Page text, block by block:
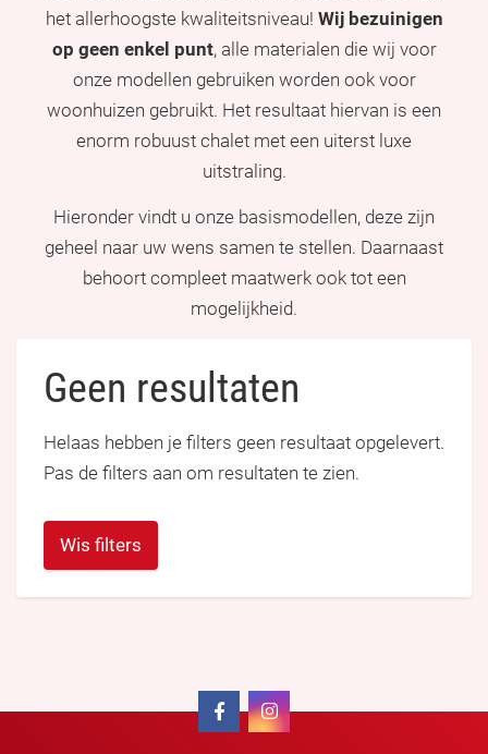
het allerhoogste kwaliteitsniveau! Wij bezuinigen
op geen enkel punt, alle materialen die wij voor
onze modellen gebruiken worden ook voor
woonhuizen gebruikt. Het resultaat hiervan is een
enorm robuust chalet met een uiterst luxe
uitstraling.
Hieronder vindt u onze basismodellen, deze zijn
geheel naar uw wens samen te stellen. Daarnaast
behoort compleet maatwerk ook tot een
mogelijkheid.
Geen resultaten
Helaas hebben je filters geen resultaat opgelevert.
Pas de filters aan om resultaten te zien.
Wis filters